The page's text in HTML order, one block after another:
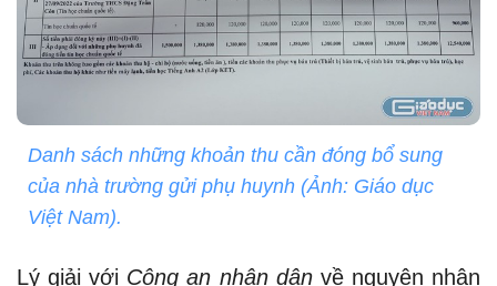
Danh sách những khoản thu cần đóng bổ sung
của nhà trường gửi phụ huynh (Ảnh: Giáo dục
Việt Nam).
Lý giải với Công an nhân dân về nguyên nhân